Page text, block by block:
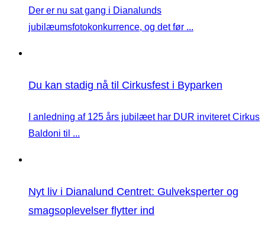
Der er nu sat gang i Dianalunds
jubilæumsfotokonkurrence, og det før ...
Du kan stadig nå til Cirkusfest i Byparken
I anledning af 125 års jubilæet har DUR inviteret Cirkus
Baldoni til ...
Nyt liv i Dianalund Centret: Gulveksperter og
smagsoplevelser flytter ind